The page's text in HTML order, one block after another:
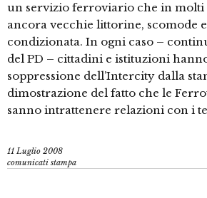
un servizio ferroviario che in molti
ancora vecchie littorine, scomode
condizionata. In ogni caso –
del PD – cittadini e istituzioni
soppressione dell’Intercity dalla
dimostrazione del fatto che le
sanno intrattenere relazioni con i
11 Luglio 2008
comunicati stampa